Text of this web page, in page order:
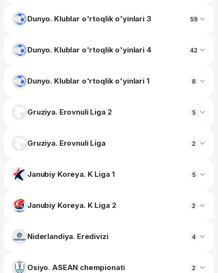
Dunyo. Klublar o'rtoqlik o'yinlari 3 59
Dunyo. Klublar o'rtoqlik o'yinlari 4 42
Dunyo. Klublar o'rtoqlik o'yinlari 1 8
Gruziya. Erovnuli Liga 2 5
Gruziya. Erovnuli Liga 2
Janubiy Koreya. K Liga 1 5
Janubiy Koreya. K Liga 2 2
Niderlandiya. Eredivizi 4
Osiyo. ASEAN chempionati 2